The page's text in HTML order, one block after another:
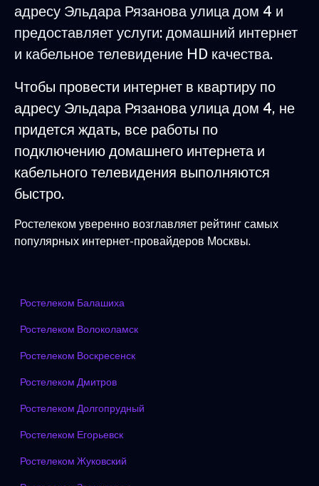
адресу Эльдара Рязанова улица дом 4 и
предоставляет услуги: домашний интернет
и кабельное телевидение HD качества.
Чтобы провести интернет в квартиру по
адресу Эльдара Рязанова улица дом 4, не
придется ждать, все работы по
подключению домашнего интернета и
кабельного телевидения выполняются
быстро.
Ростелеком уверенно возглавляет рейтинг самых
популярных интернет-провайдеров Москвы.
Ростелеком Балашиха
Ростелеком Волоколамск
Ростелеком Воскресенск
Ростелеком Дмитров
Ростелеком Долгопрудный
Ростелеком Егорьевск
Ростелеком Жуковский